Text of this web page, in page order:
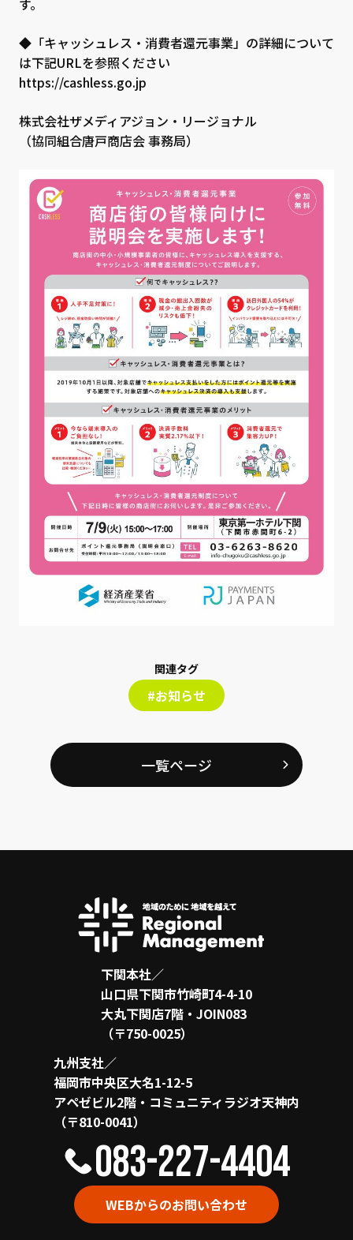
す。
◆「キャッシュレス・消費者還元事業」の詳細について
は下記URLを参照ください
https://cashless.go.jp
株式会社ザメディアジョン・リージョナル
（協同組合唐戸商店会 事務局）
関連タグ
#お知らせ
一覧ページ
下関本社／
山口県下関市竹崎町4-4-10
大丸下関店7階・JOIN083
（〒750-0025）
九州支社／
福岡市中央区大名1-12-5
アペゼビル2階・コミュニティラジオ天神内
（〒810-0041）
083-227-4404
WEBからのお問い合わせ